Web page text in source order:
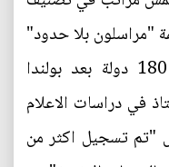
"مراسلون بلا حدود"
وباتت في المرتبة 70 من بين 180 دولة بعد بولندا
في دراسات الاعلام
"تم تسجيل اكثر من